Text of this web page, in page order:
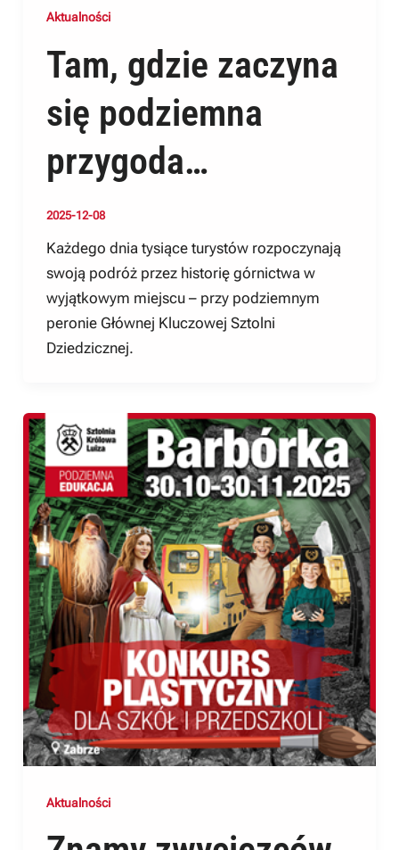
Aktualności
Tam, gdzie zaczyna
się podziemna
przygoda…
2025-12-08
Każdego dnia tysiące turystów rozpoczynają
swoją podróż przez historię górnictwa w
wyjątkowym miejscu – przy podziemnym
peronie Głównej Kluczowej Sztolni
Dziedzicznej.
Aktualności